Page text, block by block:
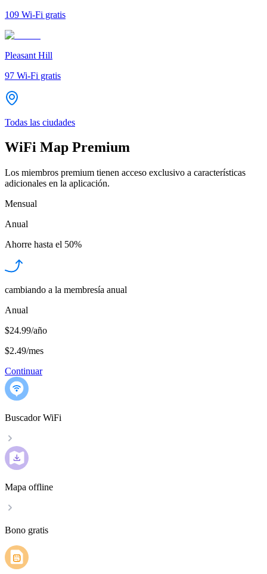
109 Wi-Fi gratis
Pleasant Hill
97 Wi-Fi gratis
Todas las ciudades
WiFi Map Premium
Los miembros premium tienen acceso exclusivo a características
adicionales en la aplicación.
Mensual
Anual
Ahorre hasta el 50%
cambiando a la membresía anual
Anual
$24.99/año
$2.49/mes
Continuar
Buscador WiFi
Mapa offline
Bono gratis